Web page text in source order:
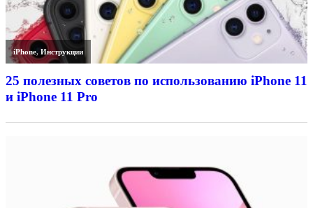
iPhone,Инструкции
25 полезных советов по использованию iPhone 11
и iPhone 11 Pro